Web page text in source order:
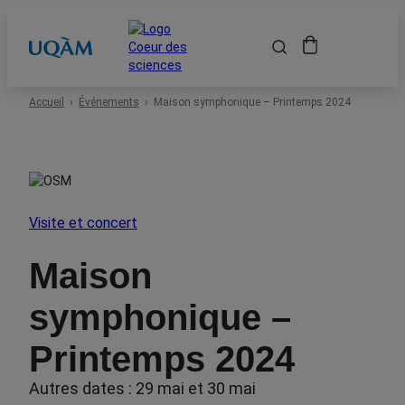
Accueil
Événements passés
À propos
Location de salles
Accueil Événements Maison symphonique – Printemps 2024
Visite et concert
Maison
symphonique –
Printemps 2024
Autres dates : 29 mai et 30 mai